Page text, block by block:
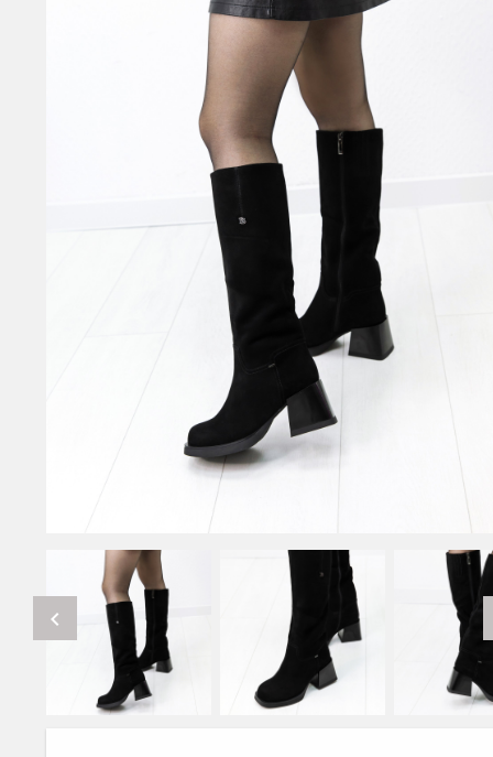
chevron_left